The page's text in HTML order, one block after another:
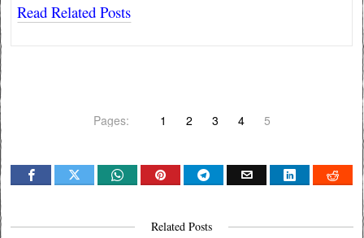
Read Related Posts
Pages: 1 2 3 4 5
Related Posts